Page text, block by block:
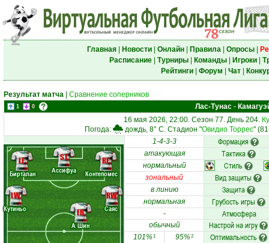
Главная| Новости| Онлайн| Правила| Опросы|
Расписание| Турниры| Команды| Игроки|
Рейтинги| Форум Чат|
Результат матча Сравнение соперников
1 0 Лас-Тунас-
16 мая 2026, 22:00. Сезон 77. День 204.
Погода:
дождь, 8° C. Стадион "Овидио Торрес"
Кутиньо
А Шин
Саяс
Бирталан Ассифуа Контепомес
LW
FR
RW
LF ST RF
1-4-3-3 Формация
атакующая Тактика
нормальный Стиль
зональный Вид защиты
в линию Защита
нормальная Грубость игры
- Атмосфера
обычный Настрой на игру
101%1 95%2 Оптимальность